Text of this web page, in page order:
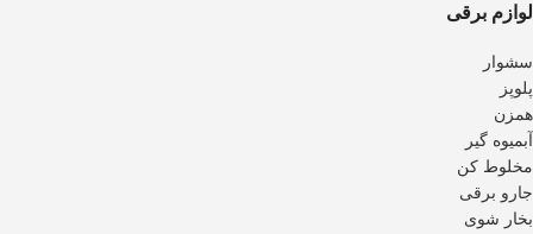
لوازم برقی
سشوار
پلوپز
همزن
آبمیوه گیر
مخلوط کن
جارو برقی
بخار شوی